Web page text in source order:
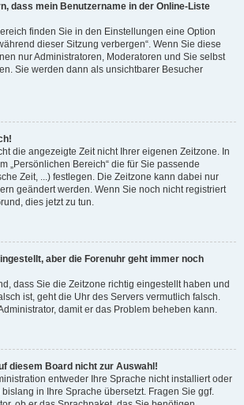
dass mein Benutzername in der Online-Liste
finden Sie in den Einstellungen eine Option
dieser Sitzung verbergen“. Wenn Sie diese
nur Administratoren, Moderatoren und Sie selbst
Sie werden dann als unsichtbarer Besucher
die angezeigte Zeit nicht Ihrer eigenen Zeitzone. In
„Persönlichen Bereich“ die für Sie passende
Zeit, ...) festlegen. Die Zeitzone kann dabei nur
geändert werden. Wenn Sie noch nicht registriert
dies jetzt zu tun.
aber die Forenuhr geht immer noch
dass Sie die Zeitzone richtig eingestellt haben und
ist, geht die Uhr des Servers vermutlich falsch.
damit er das Problem beheben kann.
diesem Board nicht zur Auswahl!
entweder Ihre Sprache nicht installiert oder
in Ihre Sprache übersetzt. Fragen Sie ggf.